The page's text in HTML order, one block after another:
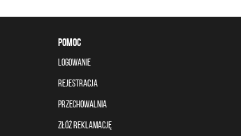
POMOC
LOGOWANIE
REJESTRACJA
PRZECHOWALNIA
ZŁÓŻ REKLAMACJĘ